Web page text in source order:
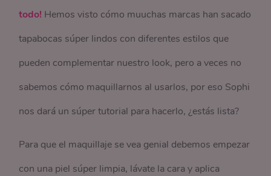
todo! Hemos visto cómo muuchas marcas han sacado
tapabocas súper lindos con diferentes estilos que
pueden complementar nuestro look, pero a veces no
sabemos cómo maquillarnos al usarlos, por eso Sophi
nos dará un súper tutorial para hacerlo, ¿estás lista?
Para que el maquillaje se vea genial debemos empezar
con una piel súper limpia, lávate la cara y aplica